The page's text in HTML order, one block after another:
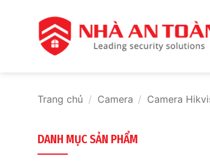
Trang chủ / Camera / Camera
DANH MỤC SẢN PHẨM